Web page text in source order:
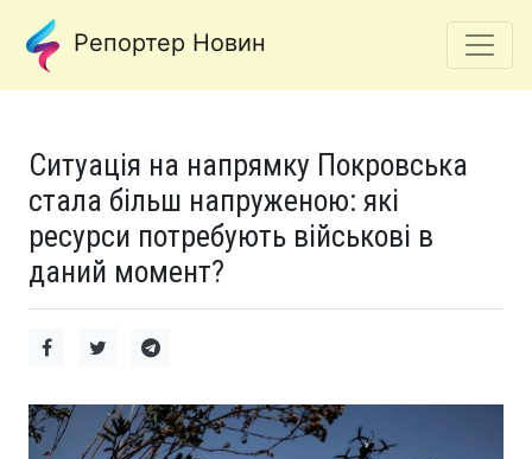
Репортер Новин
Ситуація на напрямку Покровська
стала більш напруженою: які
ресурси потребують військові в
даний момент?